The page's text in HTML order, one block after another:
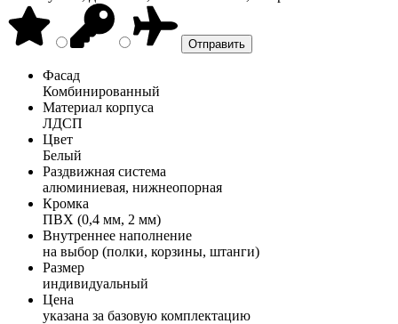
Фасад
Комбинированный
Материал корпуса
ЛДСП
Цвет
Белый
Раздвижная система
алюминиевая, нижнеопорная
Кромка
ПВХ (0,4 мм, 2 мм)
Внутреннее наполнение
на выбор (полки, корзины, штанги)
Размер
индивидуальный
Цена
указана за базовую комплектацию